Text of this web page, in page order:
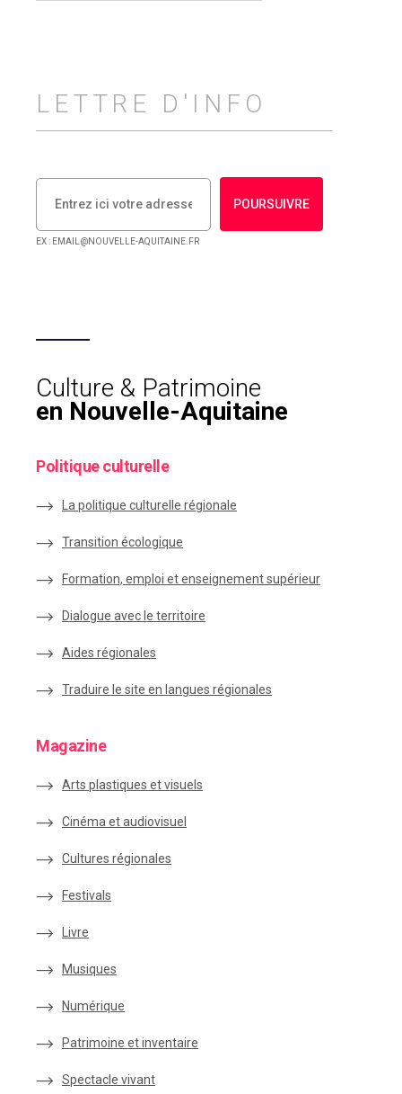
LETTRE D'INFO
POURSUIVRE
EX : EMAIL@NOUVELLE-AQUITAINE.FR
Culture & Patrimoine
en Nouvelle-Aquitaine
Politique culturelle
La politique culturelle régionale
Transition écologique
Formation, emploi et enseignement supérieur
Dialogue avec le territoire
Aides régionales
Traduire le site en langues régionales
Magazine
Arts plastiques et visuels
Cinéma et audiovisuel
Cultures régionales
Festivals
Livre
Musiques
Numérique
Patrimoine et inventaire
Spectacle vivant